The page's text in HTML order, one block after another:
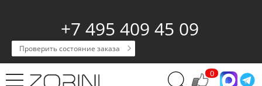
+7 495 409 45 09
Проверить состояние заказа
0